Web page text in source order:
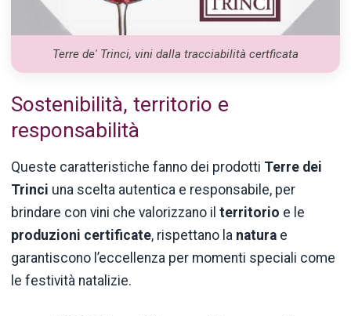
Terre de' Trinci, vini dalla tracciabilità certficata
Sostenibilità, territorio e
responsabilità
Queste caratteristiche fanno dei prodotti Terre dei
Trinci una scelta autentica e responsabile, per
brindare con vini che valorizzano il territorio e le
produzioni certificate, rispettano la natura e
garantiscono l’eccellenza per momenti speciali come
le festività natalizie.